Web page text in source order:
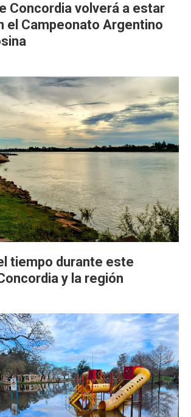
Concordia volverá a estar
el Campeonato Argentino
tiempo durante este
y la región